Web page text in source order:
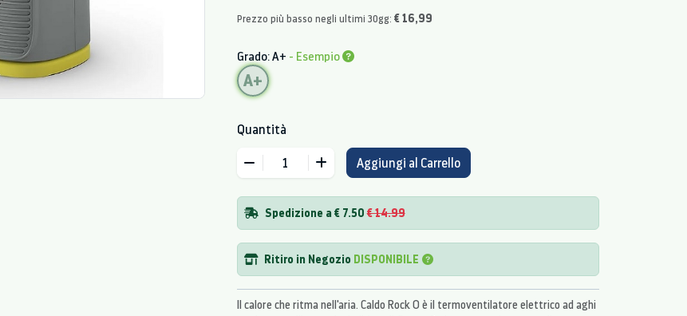
Prezzo più basso negli ultimi 30gg: € 16,99
Grado: A+ - Esempio
A+
Quantità
Aggiungi al Carrello
Spedizione a € 7.50€ 14.99
Ritiro in Negozio DISPONIBILE
Il calore che ritma nell'aria. Caldo Rock O è il termoventilatore elettrico ad aghi